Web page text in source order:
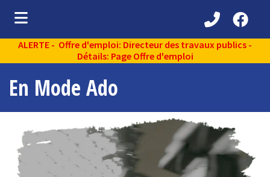
(Découvrir )
(Services aux citoyens )
(Loisirs et vie communautaire )
(Environnement )
ALERTE - Offre d'emploi: Directeur des travaux publics -
Détails: Page Offre d'emploi
En Mode Ado